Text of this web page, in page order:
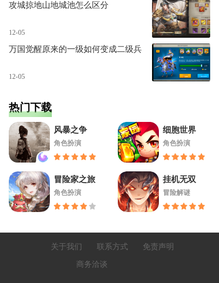
攻城掠地山地城池怎么区分
12-05
万国觉醒原来的一级如何变成二级兵
12-05
热门下载
风暴之争
角色扮演
冒险家之旅
角色扮演
细胞世界
角色扮演
挂机无双
冒险解谜
关于我们 联系方式 免责声明
商务洽谈